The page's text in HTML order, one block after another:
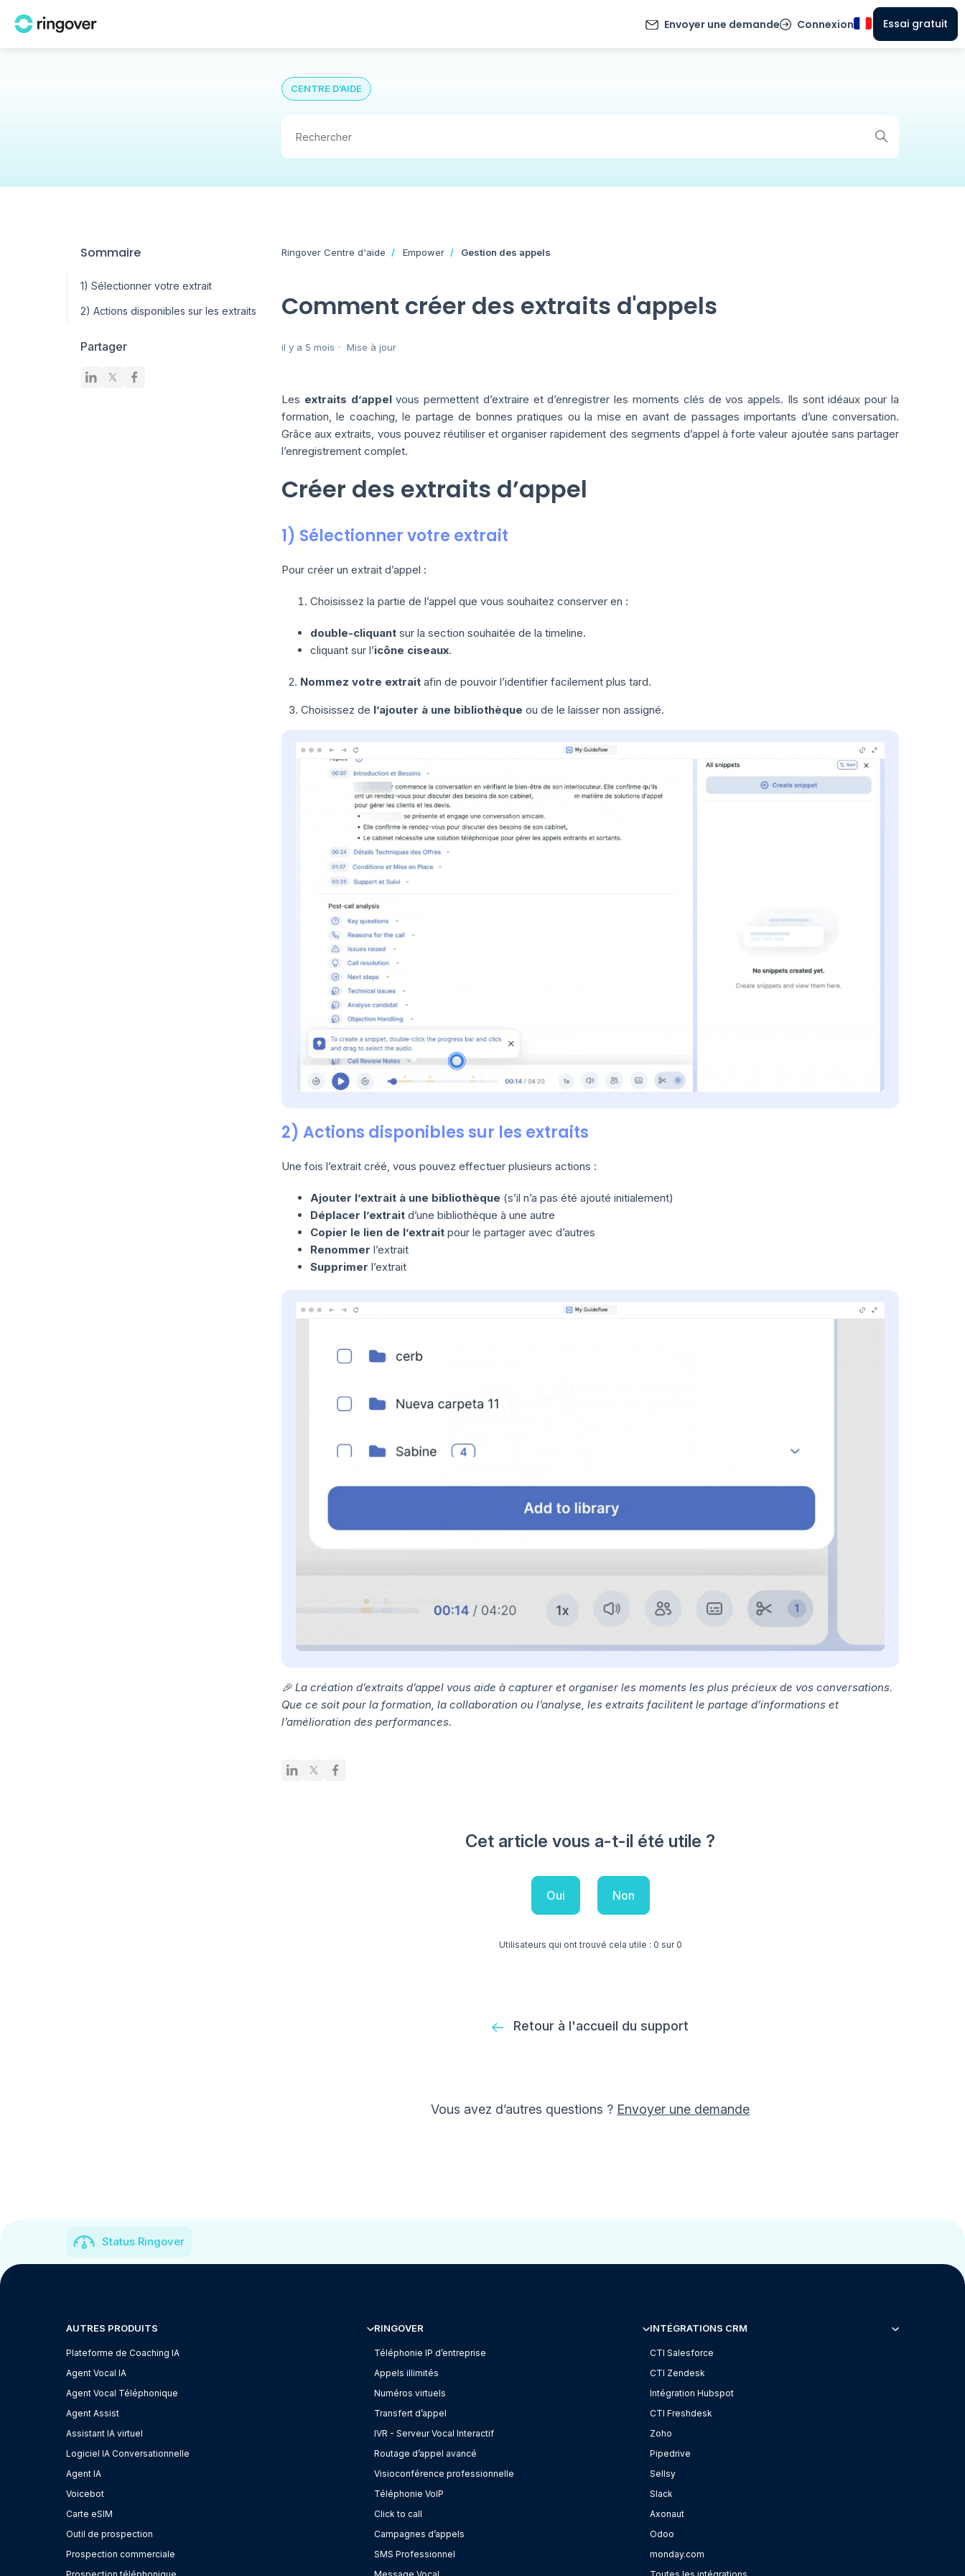
Envoyer une demande Connexion Essai gratuit
CENTRE D’AIDE
Sommaire
1) Sélectionner votre extrait
2) Actions disponibles sur les extraits
Partager
Ringover Centre d'aide Empower Gestion des appels
Comment créer des extraits d'appels
il y a 5 mois Mise à jour
Les extraits d’appelvous permettent d’extraire et d’enregistrer les moments clés de vos appels. Ils sont idéaux pour la
formation, le coaching, le partage de bonnes pratiques ou la mise en avant de passages importants d’une conversation.
Grâce aux extraits, vous pouvez réutiliser et organiser rapidement des segments d’appel à forte valeur ajoutée sans partager
l’enregistrement complet.
Créer des extraits d’appel
1) Sélectionner votre extrait
Pour créer un extrait d’appel :
Choisissez la partie de l’appel que vous souhaitez conserver en :
double-cliquant sur la section souhaitée de la timeline.
cliquant sur l’icône ciseaux.
2. Nommez votre extrait afin de pouvoir l’identifier facilement plus tard.
3. Choisissez de l’ajouter à une bibliothèque ou de le laisser non assigné.
2) Actions disponibles sur les extraits
Une fois l’extrait créé, vous pouvez effectuer plusieurs actions :
Ajouter l’extrait à une bibliothèque (s’il n’a pas été ajouté initialement)
Déplacer l’extrait d’une bibliothèque à une autre
Copier le lien de l’extrait pour le partager avec d’autres
Renommer l’extrait
Supprimer l’extrait
🎉 La création d’extraits d’appel vous aide à capturer et organiser les moments les plus précieux de vos conversations.
Que ce soit pour la formation, la collaboration ou l’analyse, les extraits facilitent le partage d’informations et
l’amélioration des performances.
Cet article vous a-t-il été utile ?
Oui Non
Utilisateurs qui ont trouvé cela utile : 0 sur 0
Retour à l'accueil du support
Vous avez d’autres questions ? Envoyer une demande
Status Ringover
AUTRES PRODUITS
Plateforme de Coaching IA
Agent Vocal IA
Agent Vocal Téléphonique
Agent Assist
Assistant IA virtuel
Logiciel IA Conversationnelle
Agent IA
Voicebot
Carte eSIM
Outil de prospection
Prospection commerciale
RINGOVER
Téléphonie IP d’entreprise
Appels illimités
Numéros virtuels
Transfert d’appel
IVR - Serveur Vocal Interactif
Routage d’appel avancé
Visioconférence professionnelle
Téléphonie VoIP
Click to call
Campagnes d’appels
SMS Professionnel
INTÉGRATIONS CRM
CTI Salesforce
CTI Zendesk
Intégration Hubspot
CTI Freshdesk
Zoho
Pipedrive
Sellsy
Slack
Axonaut
Odoo
monday.com